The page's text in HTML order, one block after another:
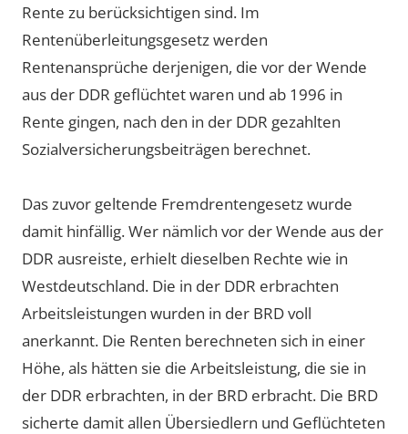
Rente zu berücksichtigen sind. Im
Rentenüberleitungsgesetz werden
Rentenansprüche derjenigen, die vor der Wende
aus der DDR geflüchtet waren und ab 1996 in
Rente gingen, nach den in der DDR gezahlten
Sozialversicherungsbeiträgen berechnet.
Das zuvor geltende Fremdrentengesetz wurde
damit hinfällig. Wer nämlich vor der Wende aus der
DDR ausreiste, erhielt dieselben Rechte wie in
Westdeutschland. Die in der DDR erbrachten
Arbeitsleistungen wurden in der BRD voll
anerkannt. Die Renten berechneten sich in einer
Höhe, als hätten sie die Arbeitsleistung, die sie in
der DDR erbrachten, in der BRD erbracht. Die BRD
sicherte damit allen Übersiedlern und Geflüchteten